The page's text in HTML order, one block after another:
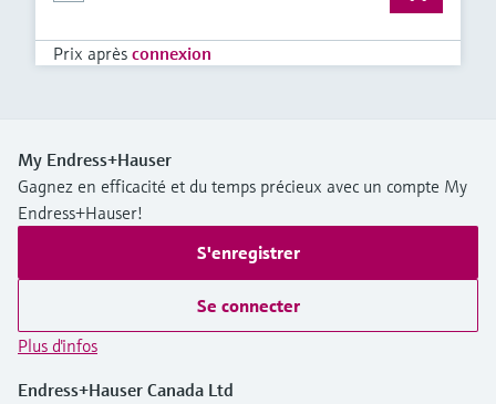
Prix après connexion
My Endress+Hauser
Gagnez en efficacité et du temps précieux avec un compte My
Endress+Hauser!
S'enregistrer
Se connecter
Plus d'infos
Endress+Hauser Canada Ltd